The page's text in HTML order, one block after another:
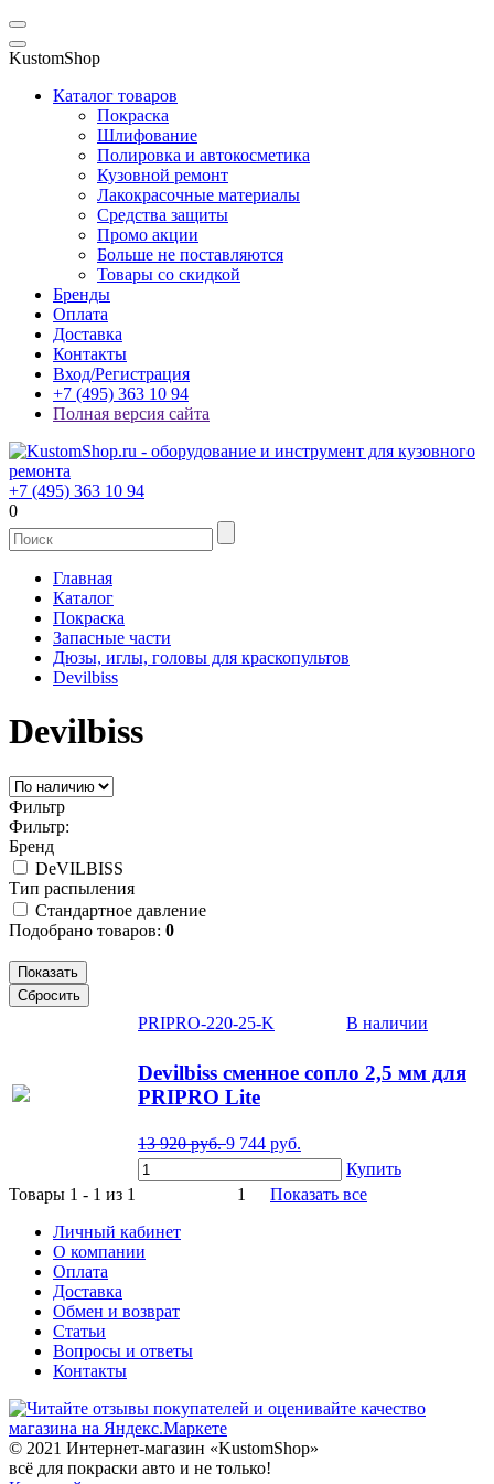
KustomShop
Каталог товаров
Покраска
Шлифование
Полировка и автокосметика
Кузовной ремонт
Лакокрасочные материалы
Средства защиты
Промо акции
Больше не поставляются
Товары со скидкой
Бренды
Оплата
Доставка
Контакты
Вход/Регистрация
+7 (495) 363 10 94
Полная версия сайта
+7 (495) 363 10 94
0
Главная
Каталог
Покраска
Запасные части
Дюзы, иглы, головы для краскопультов
Devilbiss
Devilbiss
Фильтр
Фильтр:
Бренд
DeVILBISS
Тип распыления
Стандартное давление
Подобрано товаров: 0
PRIPRO-220-25-K В наличии
Devilbiss сменное сопло 2,5 мм для
PRIPRO Lite
13 920руб. 9 744 руб.
Купить
Товары 1 - 1 из 1
1
Показать все
Личный кабинет
О компании
Оплата
Доставка
Обмен и возврат
Статьи
Вопросы и ответы
Контакты
© 2021 Интернет-магазин «KustomShop»
всё для покраски авто и не только!